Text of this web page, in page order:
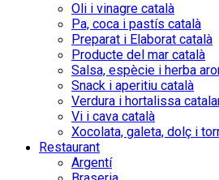
Oli i vinagre català
Pa, coca i pastís català
Preparat i Elaborat català
Producte del mar català
Salsa, espècie i herba
Snack i aperitiu català
Verdura i hortalissa
Vi i cava català
Xocolata, galeta, dolç i
Restaurant
Argentí